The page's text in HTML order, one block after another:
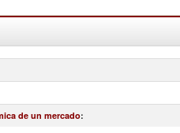
de un mercado: